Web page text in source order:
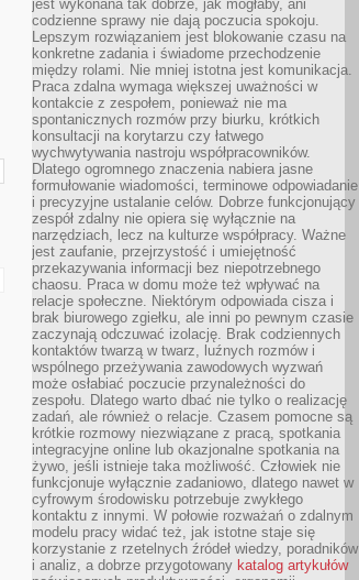
jest wykonana tak dobrze, jak mogłaby, ani
codzienne sprawy nie dają poczucia spokoju.
Lepszym rozwiązaniem jest blokowanie czasu na
konkretne zadania i świadome przechodzenie
między rolami. Nie mniej istotna jest komunikacja.
Praca zdalna wymaga większej uważności w
kontakcie z zespołem, ponieważ nie ma
spontanicznych rozmów przy biurku, krótkich
konsultacji na korytarzu czy łatwego
wychwytywania nastroju współpracowników.
Dlatego ogromnego znaczenia nabiera jasne
formułowanie wiadomości, terminowe odpowiadanie
i precyzyjne ustalanie celów. Dobrze funkcjonujący
zespół zdalny nie opiera się wyłącznie na
narzędziach, lecz na kulturze współpracy. Ważne
jest zaufanie, przejrzystość i umiejętność
przekazywania informacji bez niepotrzebnego
chaosu. Praca w domu może też wpływać na
relacje społeczne. Niektórym odpowiada cisza i
brak biurowego zgiełku, ale inni po pewnym czasie
zaczynają odczuwać izolację. Brak codziennych
kontaktów twarzą w twarz, luźnych rozmów i
wspólnego przeżywania zawodowych wyzwań
może osłabiać poczucie przynależności do
zespołu. Dlatego warto dbać nie tylko o realizację
zadań, ale również o relacje. Czasem pomocne są
krótkie rozmowy niezwiązane z pracą, spotkania
integracyjne online lub okazjonalne spotkania na
żywo, jeśli istnieje taka możliwość. Człowiek nie
funkcjonuje wyłącznie zadaniowo, dlatego nawet w
cyfrowym środowisku potrzebuje zwykłego
kontaktu z innymi. W połowie rozważań o zdalnym
modelu pracy widać też, jak istotne staje się
korzystanie z rzetelnych źródeł wiedzy, poradników
i analiz, a dobrze przygotowany katalog artykułów